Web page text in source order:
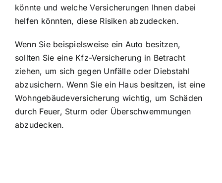
könnte und welche Versicherungen Ihnen dabei
helfen könnten, diese Risiken abzudecken.
Wenn Sie beispielsweise ein Auto besitzen,
sollten Sie eine Kfz-Versicherung in Betracht
ziehen, um sich gegen Unfälle oder Diebstahl
abzusichern. Wenn Sie ein Haus besitzen, ist eine
Wohngebäudeversicherung wichtig, um Schäden
durch Feuer, Sturm oder Überschwemmungen
abzudecken.